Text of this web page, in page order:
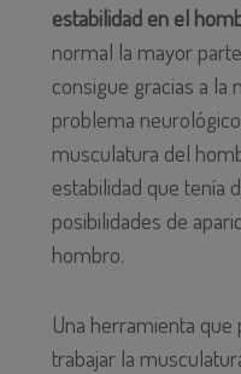
estabilidad en el
normal la mayor
consigue gracias a la
problema
musculatura del
estabilidad que tenía
posibilidades de
hombro.
Una herramienta
trabajar la